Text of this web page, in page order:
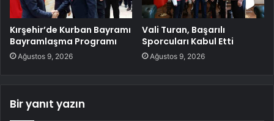
Kırşehir’de Kurban Bayramı
Bayramlaşma Programı
Ağustos 9, 2026
Vali Turan, Başarılı
Sporcuları Kabul Etti
Ağustos 9, 2026
Bir yanıt yazın